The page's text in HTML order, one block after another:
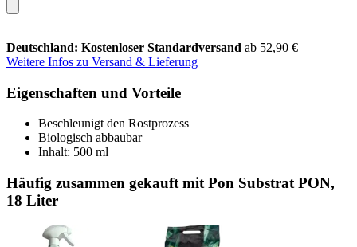
Deutschland: Kostenloser Standardversand ab 52,90 €
Weitere Infos zu Versand & Lieferung
Eigenschaften und Vorteile
Beschleunigt den Rostprozess
Biologisch abbaubar
Inhalt: 500 ml
Häufig zusammen gekauft mit Pon Substrat PON,
18 Liter